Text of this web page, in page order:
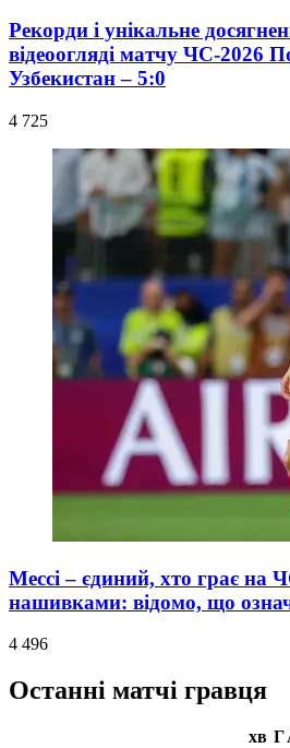
Рекорди і унікальне
відеоогляді матчу ЧС-2026
Узбекистан – 5:0
4 725
Мессі – єдиний, хто грає на
нашивками: відомо, що
4 496
Останні матчі гравця
хв Г